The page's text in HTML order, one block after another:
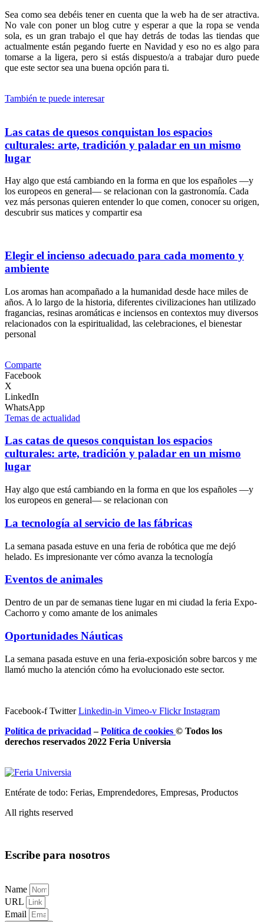
Sea como sea debéis tener en cuenta que la web ha de ser atractiva.
No vale con poner un blog cutre y esperar a que la ropa se venda
sola, es un gran trabajo el que hay detrás de todas las tiendas que
actualmente están pegando fuerte en Navidad y eso no es algo para
tomarse a la ligera, pero si estás dispuesto/a a trabajar duro puede
que este sector sea una buena opción para ti.
También te puede interesar
Las catas de quesos conquistan los espacios
culturales: arte, tradición y paladar en un mismo
lugar
Hay algo que está cambiando en la forma en que los españoles —y
los europeos en general— se relacionan con la gastronomía. Cada
vez más personas quieren entender lo que comen, conocer su origen,
descubrir sus matices y compartir esa
Elegir el incienso adecuado para cada momento y
ambiente
Los aromas han acompañado a la humanidad desde hace miles de
años. A lo largo de la historia, diferentes civilizaciones han utilizado
fragancias, resinas aromáticas e inciensos en contextos muy diversos
relacionados con la espiritualidad, las celebraciones, el bienestar
personal
Comparte
Facebook
X
LinkedIn
WhatsApp
Temas de actualidad
Las catas de quesos conquistan los espacios
culturales: arte, tradición y paladar en un mismo
lugar
Hay algo que está cambiando en la forma en que los españoles —y
los europeos en general— se relacionan con
La tecnología al servicio de las fábricas
La semana pasada estuve en una feria de robótica que me dejó
helado. Es impresionante ver cómo avanza la tecnología
Eventos de animales
Dentro de un par de semanas tiene lugar en mi ciudad la feria Expo-
Cachorro y como amante de los animales
Oportunidades Náuticas
La semana pasada estuve en una feria-exposición sobre barcos y me
llamó mucho la atención cómo ha evolucionado este sector.
Facebook-f Twitter Linkedin-in Vimeo-v Flickr Instagram
Política de privacidad –Política de cookies © Todos los
derechos reservados 2022 Feria Universia
Entérate de todo: Ferias, Emprendedores, Empresas, Productos
All rights reserved
Escribe para nosotros
Name
URL
Email